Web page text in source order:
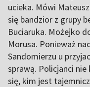
ucieka. Mówi
się bandzior z grupy
Buciaruka. Możejko
Morusa. Ponieważ
Sandomierzu u
sprawą. Policjanci
się, kim jest